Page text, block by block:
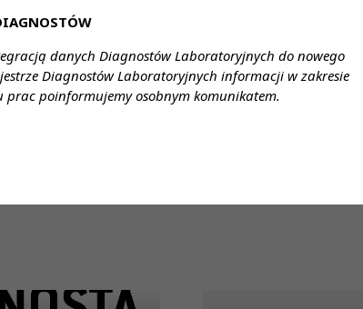
danych Diagnostów Laboratoryjnych do nowego
Diagnostów Laboratoryjnych informacji w zakresie
poinformujemy osobnym komunikatem.
rozporządzenia w sprawie leczenia krwią i jej
Rozporządzenie to, zdaniem samorządu,